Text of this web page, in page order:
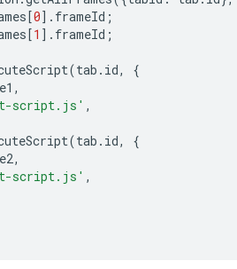
[0]. frameId ;
[1 ]. frameId ;
(tab . id,
{
,
script.js' ,
(tab . id,
{
,
script.js' ,